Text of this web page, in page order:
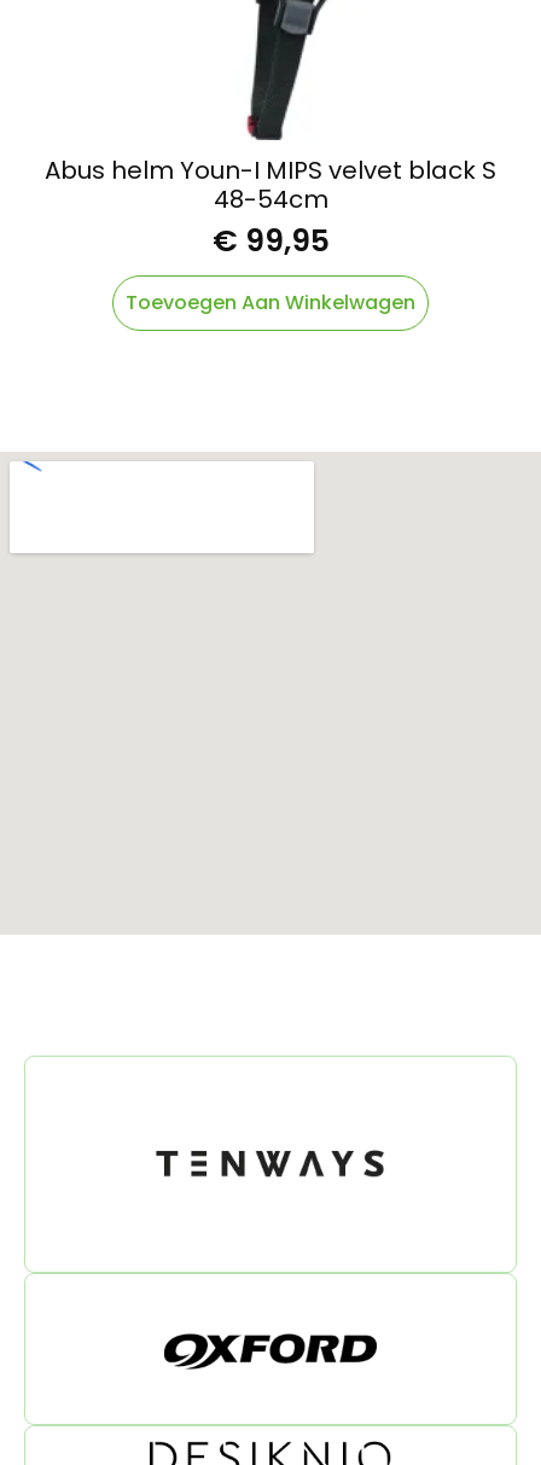
Abus helm Youn-I MIPS velvet black S
48-54cm
€ 99,95
Toevoegen Aan Winkelwagen